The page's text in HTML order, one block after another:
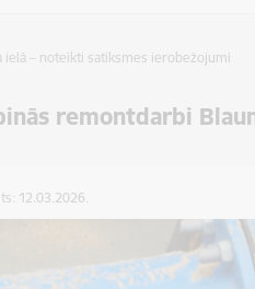
– noteikti satiksmes ierobežojumi
remontdarbi
12.03.2026.